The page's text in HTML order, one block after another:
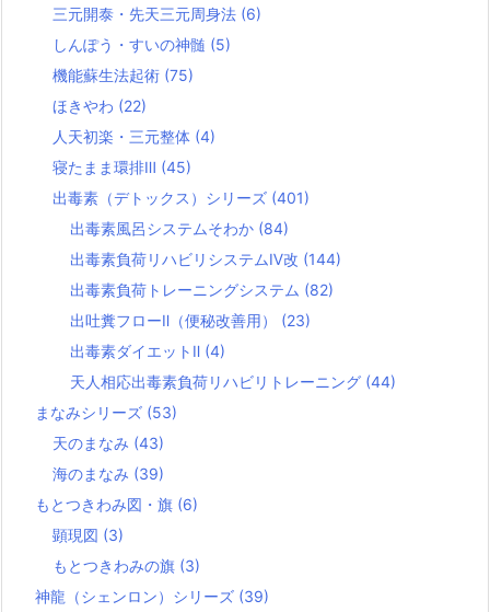
三元開泰・先天三元周身法 (6)
しんぽう・すいの神髄 (5)
機能蘇生法起術 (75)
ほきやわ (22)
人天初楽・三元整体 (4)
寝たまま環排Ⅲ (45)
出毒素（デトックス）シリーズ (401)
出毒素風呂システムそわか (84)
出毒素負荷リハビリシステムⅣ改 (144)
出毒素負荷トレーニングシステム (82)
出吐糞フローⅡ（便秘改善用） (23)
出毒素ダイエットⅡ (4)
天人相応出毒素負荷リハビリトレーニング (44)
まなみシリーズ (53)
天のまなみ (43)
海のまなみ (39)
もとつきわみ図・旗 (6)
顕現図 (3)
もとつきわみの旗 (3)
神龍（シェンロン）シリーズ (39)